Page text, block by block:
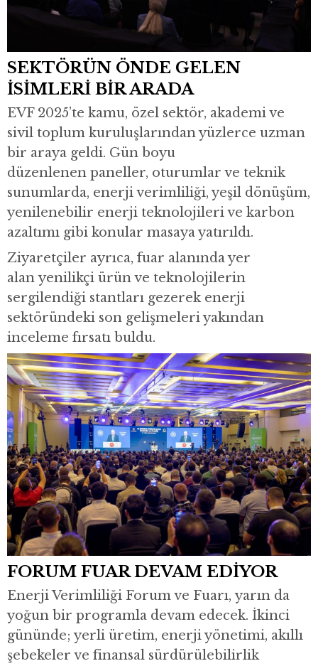
SEKTÖRÜN ÖNDE GELEN
İSİMLERİ BİR ARADA
EVF 2025’te kamu, özel sektör, akademi ve
sivil toplum kuruluşlarından yüzlerce uzman
bir araya geldi. Gün boyu
düzenlenen paneller, oturumlar ve teknik
sunumlarda, enerji verimliliği, yeşil dönüşüm,
yenilenebilir enerji teknolojileri ve karbon
azaltımı gibi konular masaya yatırıldı.
Ziyaretçiler ayrıca, fuar alanında yer
alan yenilikçi ürün ve teknolojilerin
sergilendiği stantları gezerek enerji
sektöründeki son gelişmeleri yakından
inceleme fırsatı buldu.
FORUM FUAR DEVAM EDİYOR
Enerji Verimliliği Forum ve Fuarı, yarın da
yoğun bir programla devam edecek. İkinci
gününde; yerli üretim, enerji yönetimi, akıllı
şebekeler ve finansal sürdürülebilirlik